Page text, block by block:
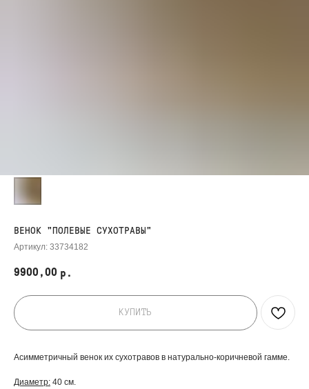
ВЕНОК "ПОЛЕВЫЕ СУХОТРАВЫ"
Артикул: 33734182
9900,00 р.
КУПИТЬ
Асимметричный венок их сухотравов в натурально-коричневой гамме.
Диаметр: 40 см.